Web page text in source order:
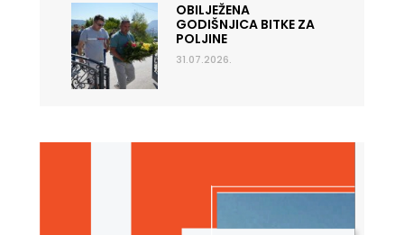
OBILJEŽENA
GODIŠNJICA BITKE ZA
POLJINE
31.07.2026.